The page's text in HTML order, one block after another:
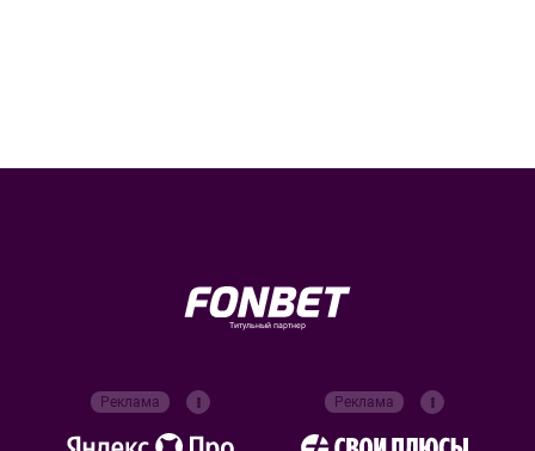
Титульный партнер
Реклама Реклама